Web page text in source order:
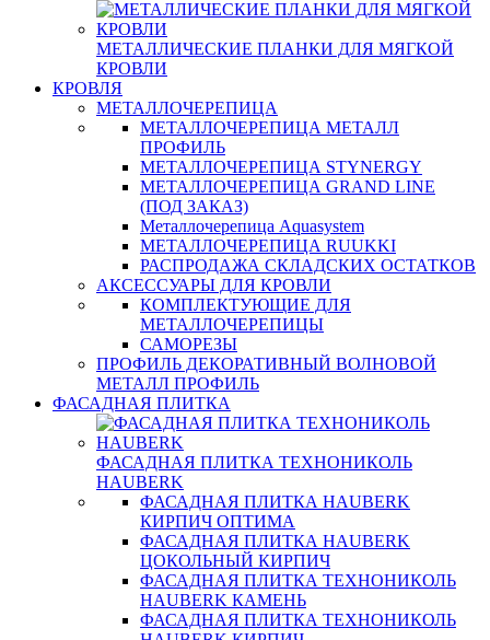
МЕТАЛЛИЧЕСКИЕ ПЛАНКИ ДЛЯ МЯГКОЙ
КРОВЛИ
КРОВЛЯ
МЕТАЛЛОЧЕРЕПИЦА
МЕТАЛЛОЧЕРЕПИЦА МЕТАЛЛ
ПРОФИЛЬ
МЕТАЛЛОЧЕРЕПИЦА STYNERGY
МЕТАЛЛОЧЕРЕПИЦА GRAND LINE
(ПОД ЗАКАЗ)
Металлочерепица Aquasystem
МЕТАЛЛОЧЕРЕПИЦА RUUKKI
РАСПРОДАЖА СКЛАДСКИХ ОСТАТКОВ
АКСЕССУАРЫ ДЛЯ КРОВЛИ
КОМПЛЕКТУЮЩИЕ ДЛЯ
МЕТАЛЛОЧЕРЕПИЦЫ
САМОРЕЗЫ
ПРОФИЛЬ ДЕКОРАТИВНЫЙ ВОЛНОВОЙ
МЕТАЛЛ ПРОФИЛЬ
ФАСАДНАЯ ПЛИТКА
ФАСАДНАЯ ПЛИТКА ТЕХНОНИКОЛЬ
HAUBERK
ФАСАДНАЯ ПЛИТКА HAUBERK
КИРПИЧ ОПТИМА
ФАСАДНАЯ ПЛИТКА HAUBERK
ЦОКОЛЬНЫЙ КИРПИЧ
ФАСАДНАЯ ПЛИТКА ТЕХНОНИКОЛЬ
HAUBERK КАМЕНЬ
ФАСАДНАЯ ПЛИТКА ТЕХНОНИКОЛЬ